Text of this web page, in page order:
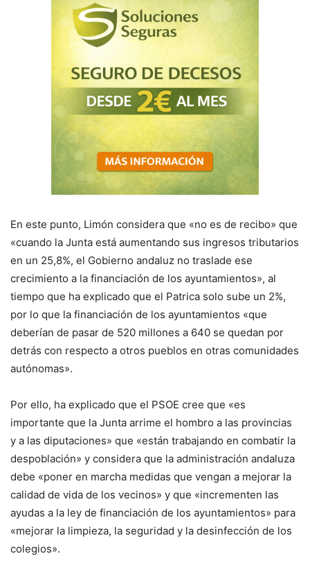
En este punto, Limón considera que «no es de recibo» que
«cuando la Junta está aumentando sus ingresos tributarios
en un 25,8%, el Gobierno andaluz no traslade ese
crecimiento a la financiación de los ayuntamientos», al
tiempo que ha explicado que el Patrica solo sube un 2%,
por lo que la financiación de los ayuntamientos «que
deberían de pasar de 520 millones a 640 se quedan por
detrás con respecto a otros pueblos en otras comunidades
autónomas».
Por ello, ha explicado que el PSOE cree que «es
importante que la Junta arrime el hombro a las provincias
y a las diputaciones» que «están trabajando en combatir la
despoblación» y considera que la administración andaluza
debe «poner en marcha medidas que vengan a mejorar la
calidad de vida de los vecinos» y que «incrementen las
ayudas a la ley de financiación de los ayuntamientos» para
«mejorar la limpieza, la seguridad y la desinfección de los
colegios».